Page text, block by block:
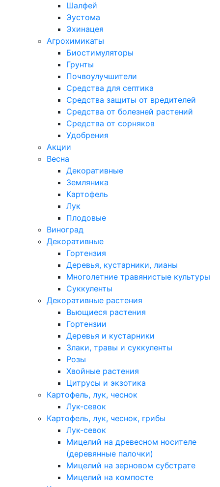
Шалфей
Эустома
Эхинацея
Агрохимикаты
Биостимуляторы
Грунты
Почвоулучшители
Средства для септика
Средства защиты от вредителей
Средства от болезней растений
Средства от сорняков
Удобрения
Акции
Весна
Декоративные
Земляника
Картофель
Лук
Плодовые
Виноград
Декоративные
Гортензия
Деревья, кустарники, лианы
Многолетние травянистые культуры
Суккуленты
Декоративные растения
Вьющиеся растения
Гортензии
Деревья и кустарники
Злаки, травы и суккуленты
Розы
Хвойные растения
Цитрусы и экзотика
Картофель, лук, чеснок
Лук-севок
Картофель, лук, чеснок, грибы
Лук-севок
Мицелий на древесном носителе
(деревянные палочки)
Мицелий на зерновом субстрате
Мицелий на компосте